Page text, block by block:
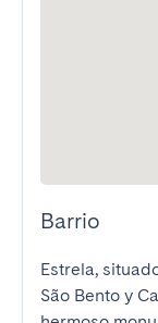
Barrio
Estrela,
São Bento y